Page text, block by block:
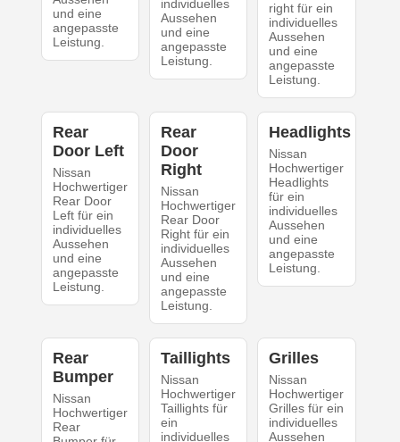
und eine
angepasste
Leistung.
individuelles
Aussehen
und eine
angepasste
Leistung.
right für ein
individuelles
Aussehen
und eine
angepasste
Leistung.
Rear
Door Left
Nissan
Hochwertiger
Rear Door
Left für ein
individuelles
Aussehen
und eine
angepasste
Leistung.
Rear
Door
Right
Nissan
Hochwertiger
Rear Door
Right für ein
individuelles
Aussehen
und eine
angepasste
Leistung.
Headlights
Nissan
Hochwertiger
Headlights
für ein
individuelles
Aussehen
und eine
angepasste
Leistung.
Rear
Bumper
Nissan
Hochwertiger
Rear
Taillights
Nissan
Hochwertiger
Taillights für
ein
individuelles
Grilles
Nissan
Hochwertiger
Grilles für ein
individuelles
Aussehen